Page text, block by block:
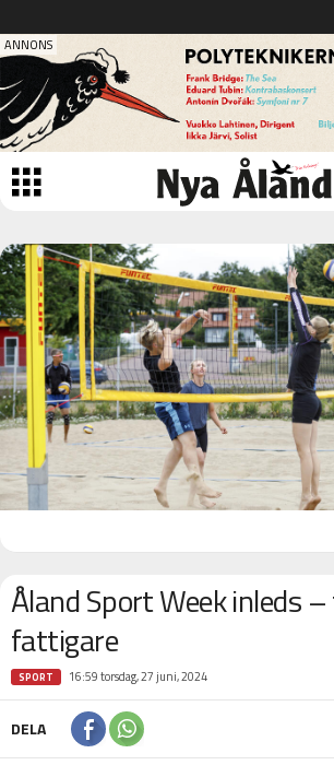
Åland Sport Week inleds
fattigare
SPORT 16:59 torsdag, 27 juni, 2024
DELA